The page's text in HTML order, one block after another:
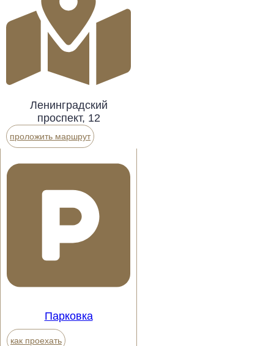
Ленинградский
проспект, 12
проложить маршрут
Парковка
как проехать